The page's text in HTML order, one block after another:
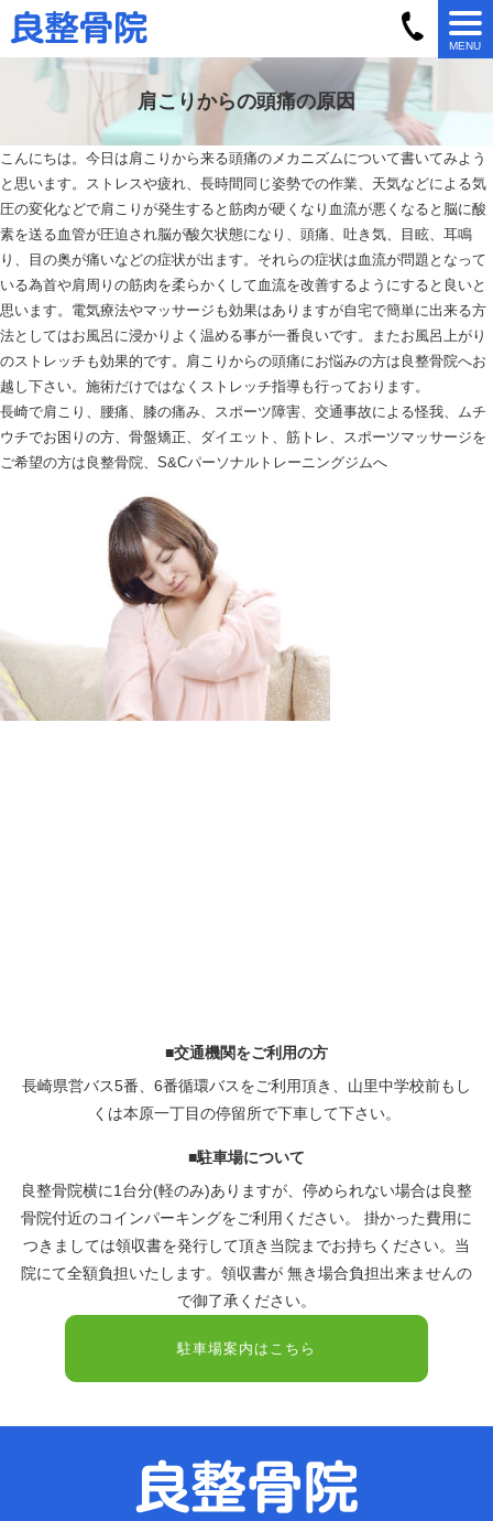
MENU
肩こりからの頭痛の原因
こんにちは。今日は肩こりから来る頭痛のメカニズムについて書いてみよう
と思います。 ストレスや疲れ、長時間同じ姿勢での作業、天気などによる気
圧の変化などで肩こりが発生すると筋肉が硬くなり血流が悪くなると脳に酸
素を送る血管が圧迫され脳が酸欠状態になり、頭痛、吐き気、目眩、耳鳴
り、目の奥が痛いなどの症状が出ます。それらの症状は血流が問題となって
いる為首や肩周りの筋肉を柔らかくして血流を改善するようにすると良いと
思います。電気療法やマッサージも効果はありますが自宅で簡単に出来る方
法としてはお風呂に浸かりよく温める事が一番良いです。またお風呂上がり
のストレッチも効果的です。肩こりからの頭痛にお悩みの方は良整骨院へお
越し下さい。施術だけではなくストレッチ指導も行っております。
長崎で肩こり、腰痛、膝の痛み、スポーツ障害、交通事故による怪我、ムチ
ウチでお困りの方、骨盤矯正、ダイエット、筋トレ、スポーツマッサージを
ご希望の方は良整骨院、 S&Cパーソナルトレーニングジムへ
■交通機関をご利用の方
長崎県営バス5番、6番循環バスをご利用頂き、山里中学校前もし
くは本原一丁目の停留所で下車して下さい。
■駐車場について
良整骨院横に1台分(軽のみ)ありますが、停められない場合は良整
骨院付近のコインパーキングをご利用ください。 掛かった費用に
つきましては領収書を発行して頂き当院までお持ちください。当
院にて全額負担いたします。領収書が 無き場合負担出来ませんの
で御了承ください。
駐車場案内はこちら